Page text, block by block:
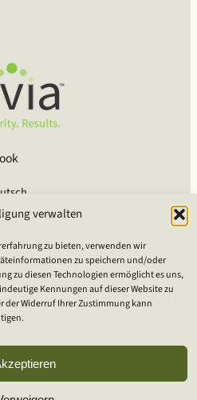
verwalten
zu bieten, verwenden wir
zu speichern und/oder
zu diesen Technologien ermöglicht es uns,
Kennungen auf dieser Website zu
der Widerruf Ihrer Zustimmung kann
getrieben, in Mitgefühl verankert.